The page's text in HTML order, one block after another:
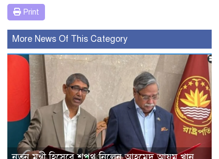
Print
More News Of This Category